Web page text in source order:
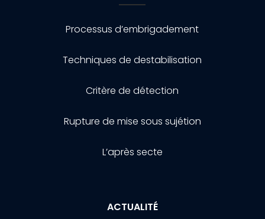
Processus d’embrigadement
Techniques de destabilisation
Critère de détection
Rupture de mise sous sujétion
L’après secte
ACTUALITÉ